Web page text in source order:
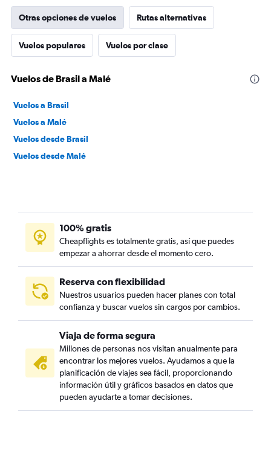
Otras opciones de vuelos Rutas alternativas
Vuelos populares Vuelos por clase
Vuelos de Brasil a Malé
Vuelos a Brasil
Vuelos a Malé
Vuelos desde Brasil
Vuelos desde Malé
100% gratis
Cheapflights es totalmente gratis, así que puedes
empezar a ahorrar desde el momento cero.
Reserva con flexibilidad
Nuestros usuarios pueden hacer planes con total
confianza y buscar vuelos sin cargos por cambios.
Viaja de forma segura
Millones de personas nos visitan anualmente para
encontrar los mejores vuelos. Ayudamos a que la
planificación de viajes sea fácil, proporcionando
información útil y gráficos basados en datos que
pueden ayudarte a tomar decisiones.